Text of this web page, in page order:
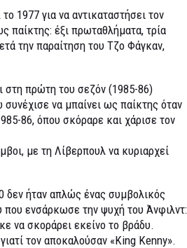
1977 για να αντικαταστήσει τον
παίκτης: έξι πρωταθλήματα, τρία
την παραίτηση του Τζο Φάγκαν,
στη πρώτη του σεζόν (1985-86)
να μπαίνει ως παίκτης όταν
86, όπου σκόραρε και χάρισε τον
με τη Λίβερπουλ να κυριαρχεί
δεν ήταν απλώς ένας συμβολικός
ενσάρκωσε την ψυχή του Άνφιλντ:
να σκοράρει εκείνο το βράδυ.
τον αποκαλούσαν «King Kenny».